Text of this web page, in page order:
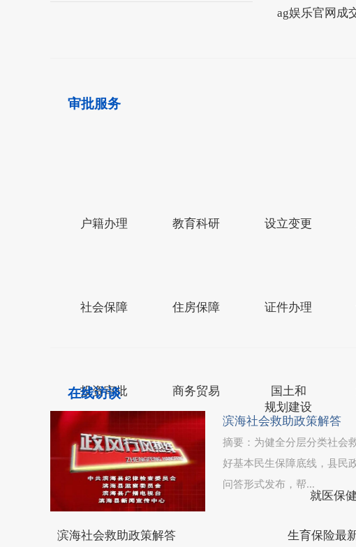
ag娱乐官网成
审批服务
户籍办理 教育科研 设立变更
社会保障 住房保障 证件办理
投资审批 商务贸易
国土和
规划建设
司法公正 就医保健
在线访谈
滨海社会救助政策解答
摘要：为健全分层分类社会
好基本民生保障底线，县民
问答形式发布，帮...
滨海社会救助政策解答 生育保险最